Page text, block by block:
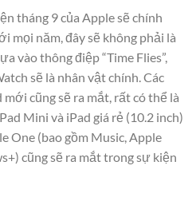
tháng 9 của Apple sẽ chính
mọi năm, đây sẽ không phải là
vào thông điệp “Time Flies”,
sẽ là nhân vật chính. Các
cũng sẽ ra mắt, rất có thể là
Mini và iPad giá rẻ (10.2 inch)
One (bao gồm Music, Apple
cũng sẽ ra mắt trong sự kiện